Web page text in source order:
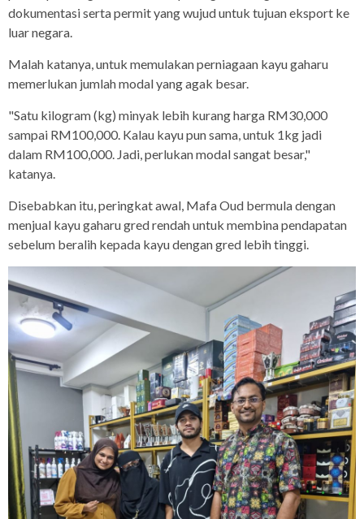
dokumentasi serta permit yang wujud untuk tujuan eksport ke
luar negara.
Malah katanya, untuk memulakan perniagaan kayu gaharu
memerlukan jumlah modal yang agak besar.
"Satu kilogram (kg) minyak lebih kurang harga RM30,000
sampai RM100,000. Kalau kayu pun sama, untuk 1kg jadi
dalam RM100,000. Jadi, perlukan modal sangat besar,"
katanya.
Disebabkan itu, peringkat awal, Mafa Oud bermula dengan
menjual kayu gaharu gred rendah untuk membina pendapatan
sebelum beralih kepada kayu dengan gred lebih tinggi.